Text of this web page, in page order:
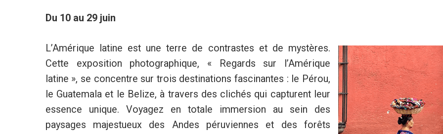
Du 10 au 29 juin
L’Amérique latine est une terre de contrastes et de mystères.
Cette exposition photographique, « Regards sur l’Amérique
latine », se concentre sur trois destinations fascinantes : le Pérou,
le Guatemala et le Belize, à travers des clichés qui capturent leur
essence unique. Voyagez en totale immersion au sein des
paysages majestueux des Andes péruviennes et des forêts